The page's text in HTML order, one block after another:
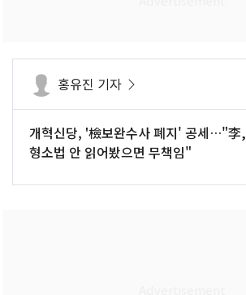
홍유진 기자
개혁신당, '檢보완수사 폐지' 공세…"李,
형소법 안 읽어봤으면 무책임"